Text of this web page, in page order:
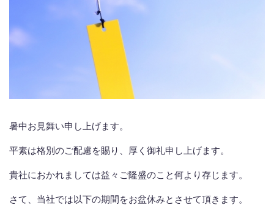
暑中お見舞い申し上げます。
平素は格別のご配慮を賜り、厚く御礼申し上げます。
貴社におかれましては益々ご隆盛のこと何より存じます。
さて、当社では以下の期間をお盆休みとさせて頂きます。